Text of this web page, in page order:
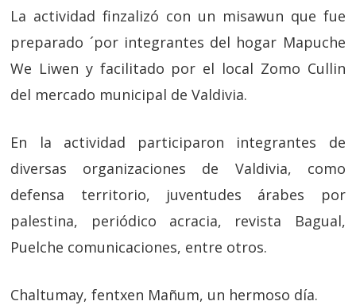
La actividad finzalizó con un misawun que fue
preparado ´por integrantes del hogar Mapuche
We Liwen y facilitado por el local Zomo Cullin
del mercado municipal de Valdivia.
En la actividad participaron integrantes de
diversas organizaciones de Valdivia, como
defensa territorio, juventudes árabes por
palestina, periódico acracia, revista Bagual,
Puelche comunicaciones, entre otros.
Chaltumay, fentxen Mañum, un hermoso día.